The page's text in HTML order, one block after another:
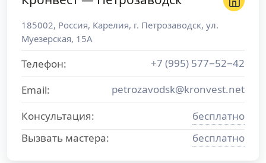
185002, Россия, Карелия, г. Петрозаводск, ул.
Муезерская, 15А
Телефон:
+7 (995) 577−52−42
Email:
petrozavodsk@kronvest.net
Консультация:
бесплатно
Вызвать мастера:
бесплатно